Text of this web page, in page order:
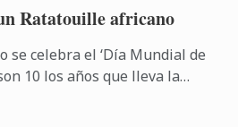
Ratatouille africano
se celebra el ‘Día Mundial de
10 los años que lleva la